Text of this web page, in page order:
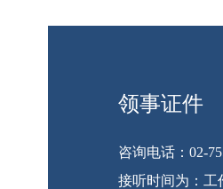
领事证件
咨询电话：02-
接听时间为：工